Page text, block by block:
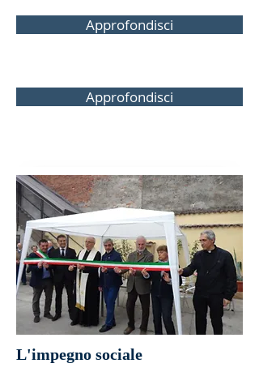
Approfondisci
Approfondisci
L'impegno sociale